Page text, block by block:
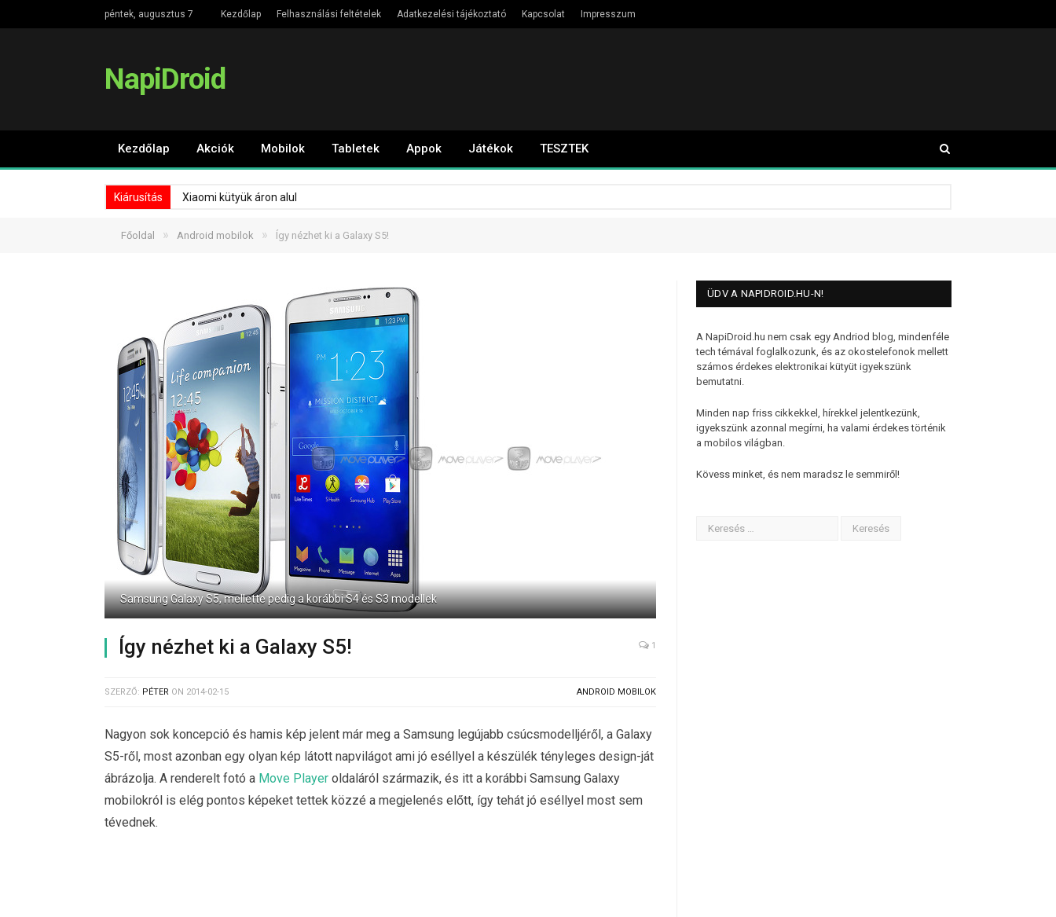
péntek, augusztus 7 Kezdőlap Felhasználási feltételek Adatkezelési tájékoztató Kapcsolat Impresszum
NapiDroid
Kezdőlap Akciók Mobilok Tabletek Appok Játékok TESZTEK
Kiárusítás Xiaomi kütyük áron alul
Főoldal » Android mobilok » Így nézhet ki a Galaxy S5!
Samsung Galaxy S5, mellette pedig a korábbi S4 és S3 modellek
Így nézhet ki a Galaxy S5! 1
SZERZŐ: PÉTER ON 2014-02-15 ANDROID MOBILOK
Nagyon sok koncepció és hamis kép jelent már meg a Samsung legújabb csúcsmodelljéről, a Galaxy
S5-ről, most azonban egy olyan kép látott napvilágot ami jó eséllyel a készülék tényleges design-ját
ábrázolja. A renderelt fotó a Move Player oldaláról származik, és itt a korábbi Samsung Galaxy
mobilokról is elég pontos képeket tettek közzé a megjelenés előtt, így tehát jó eséllyel most sem
tévednek.
ÜDV A NAPIDROID.HU-N!
A NapiDroid.hu nem csak egy Andriod blog, mindenféle
tech témával foglalkozunk, és az okostelefonok mellett
számos érdekes elektronikai kütyüt igyekszünk
bemutatni.
Minden nap friss cikkekkel, hírekkel jelentkezünk,
igyekszünk azonnal megírni, ha valami érdekes történik
a mobilos világban.
Kövess minket, és nem maradsz le semmiről!